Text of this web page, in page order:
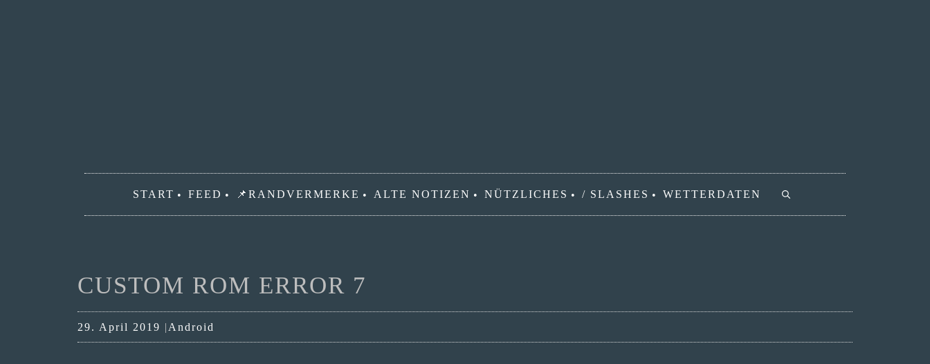
START FEED 📌RANDVERMERKE ALTE NOTIZEN NÜTZLICHES / SLASHES WETTERDATEN
CUSTOM ROM ERROR 7
29. April 2019 Kategorien
Android